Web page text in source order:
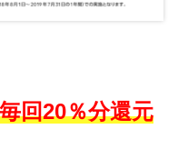
回20％分還元